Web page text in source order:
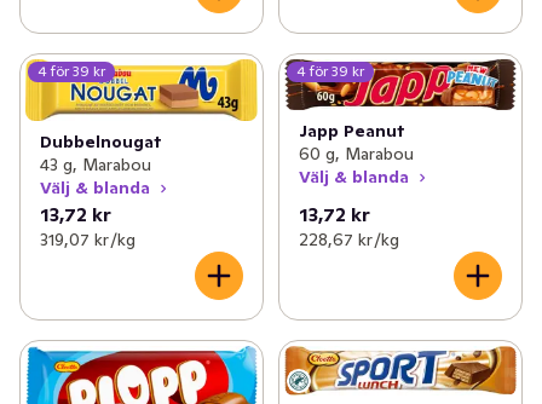
4 för 39 kr
Dubbelnougat
43 g, Marabou
Välj & blanda
13,72 kr
319,07 kr /kg
4 för 39 kr
Japp Peanut
60 g, Marabou
Välj & blanda
13,72 kr
228,67 kr /kg